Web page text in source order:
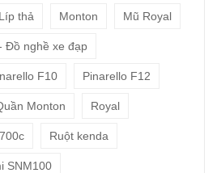
Líp thả Monton Mũ Royal
Đồ nghề xe đạp
F10 Pinarello F12
Monton Royal
Ruột kenda
SNM100